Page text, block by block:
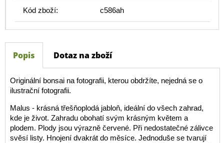
Kód zboží: c586ah
Popis Dotaz na zboží
Originální bonsai na fotografii, kterou obdržíte, nejedná se o
ilustrační fotografii.
Malus - krásná třešňoplodá jabloň, ideální do všech zahrad,
kde je život. Zahradu obohatí svým krásným květem a
plodem. Plody jsou výrazně červené. Při nedostatečné zálivce
svěsí listy. Hnojení dvakrát do měsíce. Jednoduše se tvarují